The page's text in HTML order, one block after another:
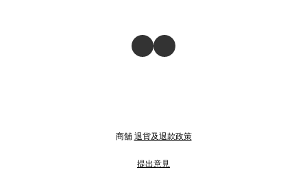
商舖 退貨及退款政策
提出意見